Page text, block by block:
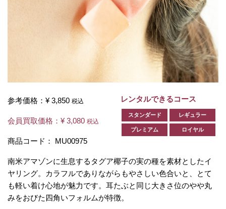
参考価格： ¥ 3,850 税込
会員買取価格： ¥ 3,080 税込
商品コード： MU00975
レンタルできるコース
スタンダード レギュラー
プレミアム ロイヤル
南米アマゾンに生息するタグア椰子の実の種を素材としたイ
ヤリング。カラフルでありながらもやさしい色合いと、とて
も軽い着け心地が魅力です。耳たぶと同じ大きさ位のやや丸
みをおびた四角いフォルムが特徴。